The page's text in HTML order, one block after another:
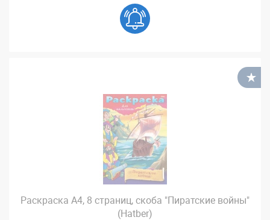
Раскраска А4, 8 страниц, скоба "Пиратские войны"
(Hatber)